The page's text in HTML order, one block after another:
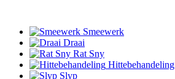
Smeewerk
Draai
Rat Sny
Hittebehandeling
Slyp